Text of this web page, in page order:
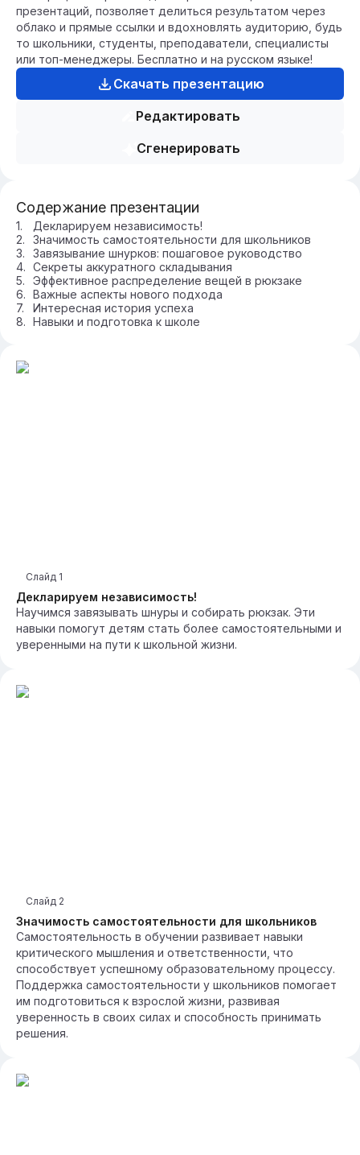
презентаций, позволяет делиться результатом через
облако и прямые ссылки и вдохновлять аудиторию, будь
то школьники, студенты, преподаватели, специалисты
или топ-менеджеры. Бесплатно и на русском языке!
Скачать презентацию
Редактировать
Сгенерировать
Содержание презентации
Декларируем независимость!
Значимость самостоятельности для школьников
Завязывание шнурков: пошаговое руководство
Секреты аккуратного складывания
Эффективное распределение вещей в рюкзаке
Важные аспекты нового подхода
Интересная история успеха
Навыки и подготовка к школе
Декларируем независимость!
Слайд 1
Научимся завязывать шнуры и собирать рюкзак. Эти
навыки помогут детям стать более самостоятельными и
уверенными на пути к школьной жизни.
Значимость самостоятельности для школьников
Слайд 2
Самостоятельность в обучении развивает навыки
критического мышления и ответственности, что
способствует успешному образовательному процессу.
Поддержка самостоятельности у школьников помогает
им подготовиться к взрослой жизни, развивая
уверенность в своих силах и способность принимать
решения.